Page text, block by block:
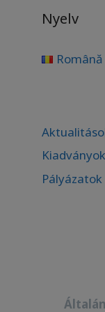
Nyelv
Română
Kiadványok
Pályázatok